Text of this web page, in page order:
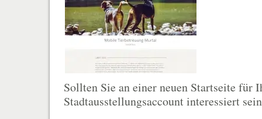
Sollten Sie an einer neuen Startseite für
Stadtausstellungsaccount interessiert